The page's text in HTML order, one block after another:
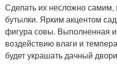
Сделать их несложно самим,
бутылки. Ярким акцентом
фигура совы. Выполненная
воздействию влаги и
будет украшать дачный